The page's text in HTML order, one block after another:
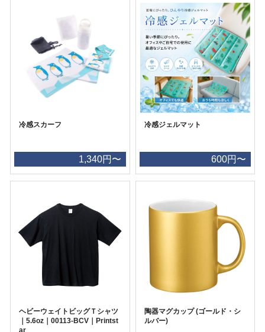
冷感スカーフ
1,340円〜
冷感ジェルマット
600円〜
ヘビーウェイトビッグＴシャツ
｜5.6oz｜00113-BCV｜Printst
陶器マグカップ (ゴールド・シ
ルバー)